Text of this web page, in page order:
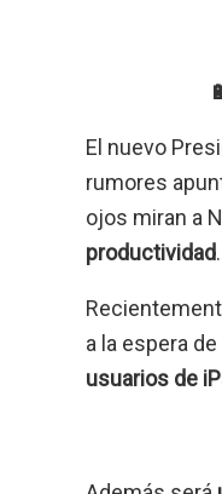
🔋
El nuevo
rumores
ojos miran a
productividad.
a la espera
usuarios de